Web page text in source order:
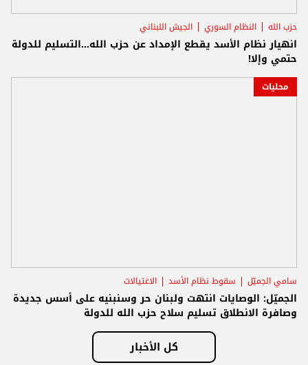
حزب الله النظام السوري الجيش اللبناني
انهيار نظام الأسد يقطع الإمداد عن حزب الله...التسليم للدولة
حتمي وإلا!
محليات
سامي الجميّل سقوط نظام الأسد الاغتيالات
الجميّل: الوصايات انتهت ولبنان حر وسنبنيه على أسس جديدة
وصافرة الانطلاق تسليم سلاح حزب الله للدولة
كل الأخبار